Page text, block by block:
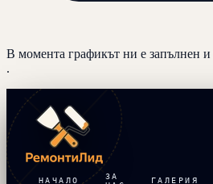
В момента графикът ни е запълнен и
.
НАЧАЛО
ЗА
ГАЛЕРИЯ